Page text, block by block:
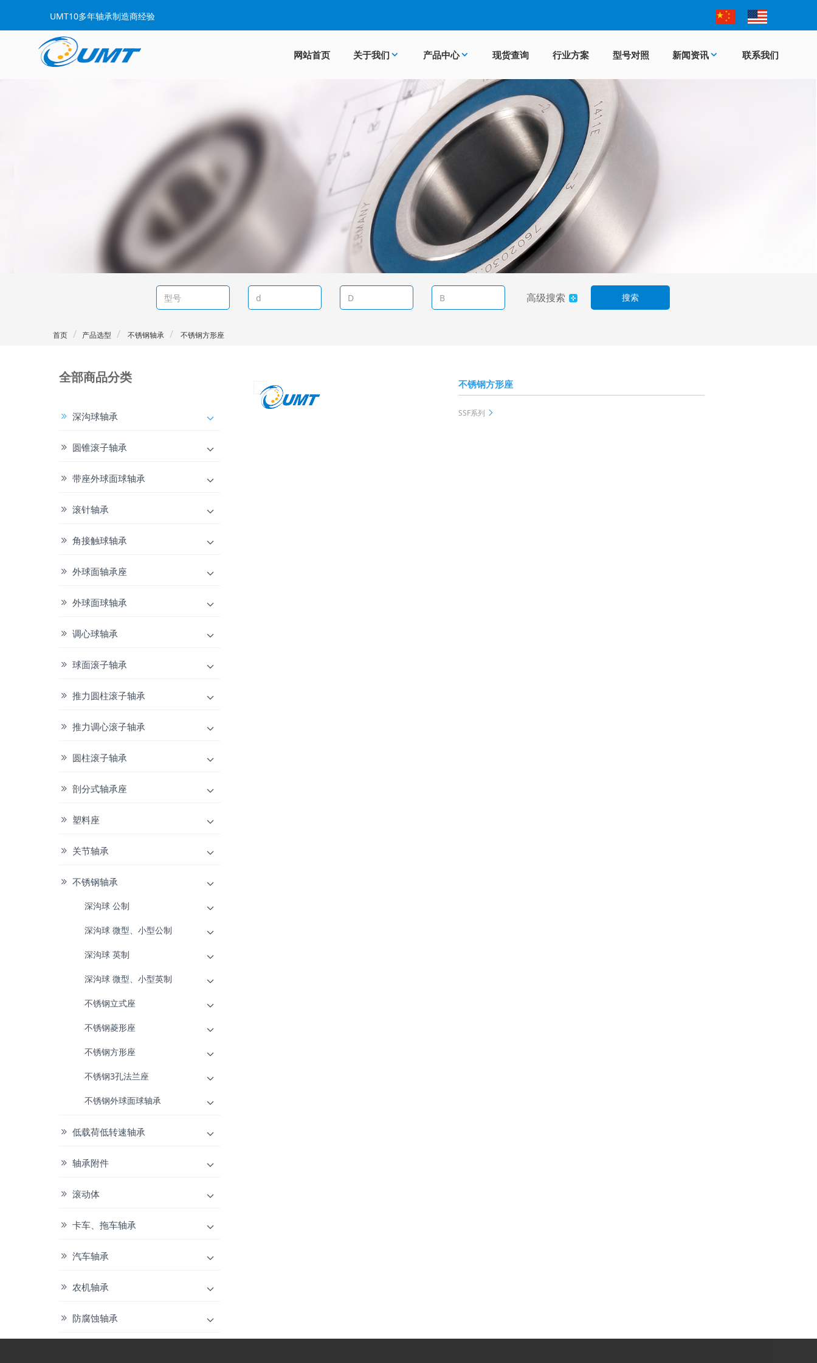
UMT10多年轴承制造商经验
网站首页 关于我们 产品中心 现货查询 行业方案 型号对照 新闻资讯 联系我们
高级搜索 搜索
首页 产品选型 不锈钢轴承 不锈钢方形座
全部商品分类
深沟球轴承
圆锥滚子轴承
带座外球面球轴承
滚针轴承
角接触球轴承
外球面轴承座
外球面球轴承
调心球轴承
球面滚子轴承
推力圆柱滚子轴承
推力调心滚子轴承
圆柱滚子轴承
剖分式轴承座
塑料座
关节轴承
不锈钢轴承
深沟球 公制
深沟球 微型、小型公制
深沟球 英制
深沟球 微型、小型英制
不锈钢立式座
不锈钢菱形座
不锈钢方形座
不锈钢3孔法兰座
不锈钢外球面球轴承
低载荷低转速轴承
轴承附件
滚动体
卡车、拖车轴承
汽车轴承
农机轴承
防腐蚀轴承
不锈钢方形座
SSF系列